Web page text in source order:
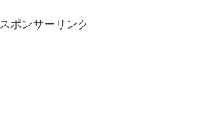
スポンサーリンク